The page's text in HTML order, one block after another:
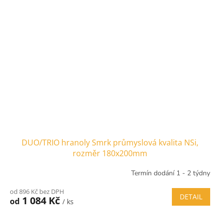
DUO/TRIO hranoly Smrk průmyslová kvalita NSi,
rozměr 180x200mm
Termín dodání 1 - 2 týdny
od 896 Kč bez DPH
od 1 084 Kč / ks
DETAIL